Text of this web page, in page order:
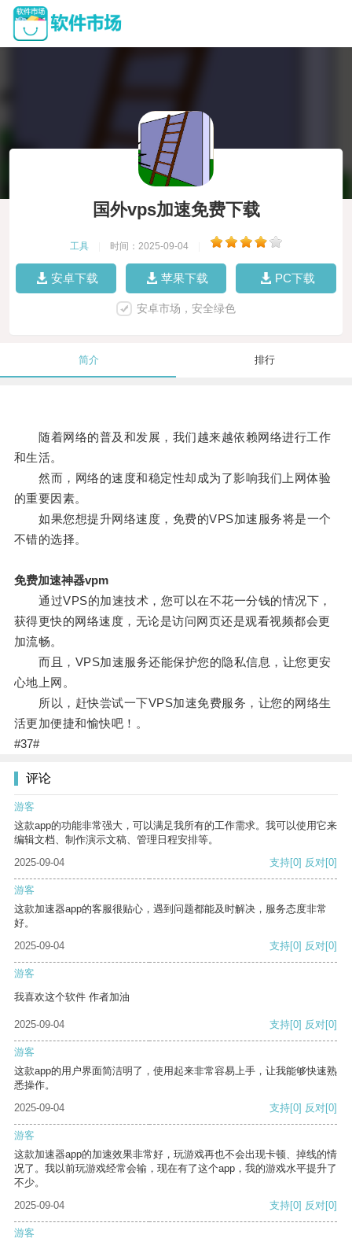
国外vps加速免费下载
工具 时间：2025-09-04
安卓下载 苹果下载 PC下载
安卓市场，安全绿色
简介 排行
随着网络的普及和发展，我们越来越依赖网络进行工作
和生活。
然而，网络的速度和稳定性却成为了影响我们上网体验
的重要因素。
如果您想提升网络速度，免费的VPS加速服务将是一个
不错的选择。
免费加速神器vpm
通过VPS的加速技术，您可以在不花一分钱的情况下，
获得更快的网络速度，无论是访问网页还是观看视频都会更
加流畅。
而且，VPS加速服务还能保护您的隐私信息，让您更安
心地上网。
所以，赶快尝试一下VPS加速免费服务，让您的网络生
活更加便捷和愉快吧！。
#37#
评论
游客
这款app的功能非常强大，可以满足我所有的工作需求。我可以使用它来
编辑文档、制作演示文稿、管理日程安排等。
2025-09-04
支持[0] 反对[0]
游客
这款加速器app的客服很贴心，遇到问题都能及时解决，服务态度非常
好。
2025-09-04
支持[0] 反对[0]
游客
我喜欢这个软件 作者加油
2025-09-04 支持[0] 反对[0]
游客
这款app的用户界面简洁明了，使用起来非常容易上手，让我能够快速熟
悉操作。
2025-09-04
支持[0] 反对[0]
游客
这款加速器app的加速效果非常好，玩游戏再也不会出现卡顿、掉线的情
况了。我以前玩游戏经常会输，现在有了这个app，我的游戏水平提升了
不少。
2025-09-04
支持[0] 反对[0]
游客